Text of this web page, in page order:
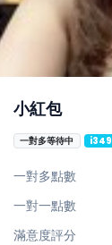
小紅包
一對多等待中 i349
一對多點數
一對一點數
滿意度評分